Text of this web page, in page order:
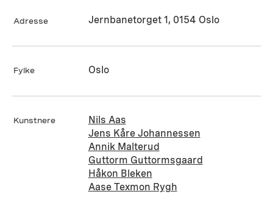
Adresse Jernbanetorget 1, 0154 Oslo
Fylke Oslo
Kunstnere
Nils Aas
Jens Kåre Johannessen
Annik Malterud
Guttorm Guttormsgaard
Håkon Bleken
Aase Texmon Rygh